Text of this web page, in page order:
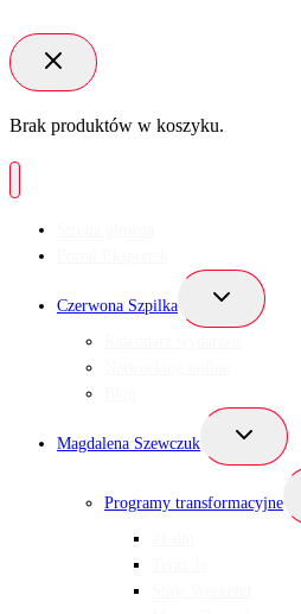
Brak produktów w koszyku.
Czerwona Szpilka
Przełącz
podrzędne
Magdalena Szewczuk
Przełącz
podrzędne
Programy transformacyjne